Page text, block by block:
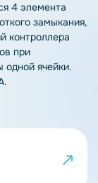
4 элемента
замыкания,
контроллера
при
одной ячейки.